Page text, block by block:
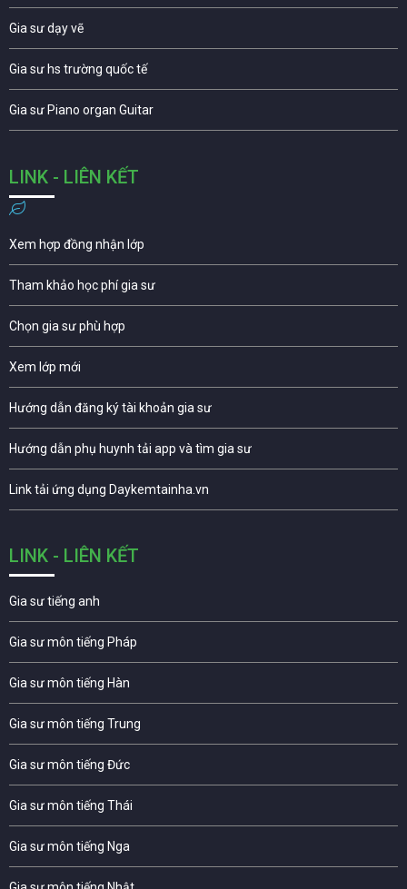
Gia sư dạy vẽ
Gia sư hs trường quốc tế
Gia sư Piano organ Guitar
LINK - LIÊN KẾT
Xem hợp đồng nhận lớp
Tham khảo học phí gia sư
Chọn gia sư phù hợp
Xem lớp mới
Hướng dẫn đăng ký tài khoản gia sư
Hướng dẫn phụ huynh tải app và tìm gia sư
Link tải ứng dụng Daykemtainha.vn
LINK - LIÊN KẾT
Gia sư tiếng anh
Gia sư môn tiếng Pháp
Gia sư môn tiếng Hàn
Gia sư môn tiếng Trung
Gia sư môn tiếng Đức
Gia sư môn tiếng Thái
Gia sư môn tiếng Nga